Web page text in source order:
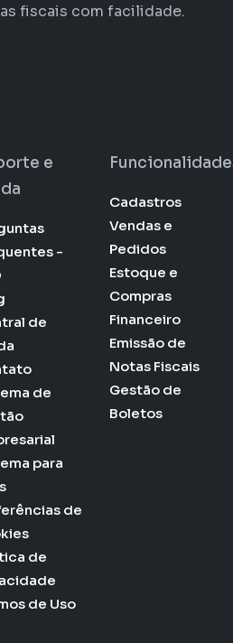
fiscais com facilidade.
e
-
de
de
para
de
de
de Uso
Cadastros
Vendas e
Pedidos
Estoque e
Compras
Financeiro
Emissão de
Notas Fiscais
Gestão de
Boletos